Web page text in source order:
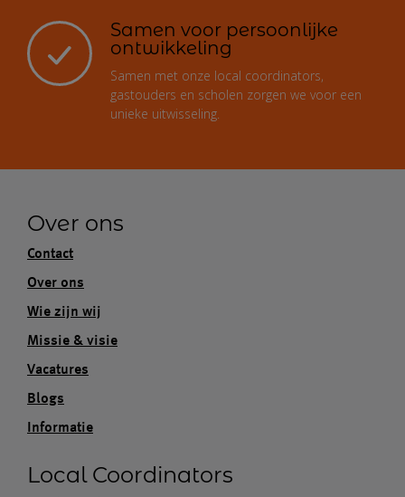
Samen voor persoonlijke
ontwikkeling
Samen met onze local coordinators,
gastouders en scholen zorgen we voor een
unieke uitwisseling.
Over ons
Contact
Over ons
Wie zijn wij
Missie & visie
Vacatures
Blogs
Informatie
Local Coordinators